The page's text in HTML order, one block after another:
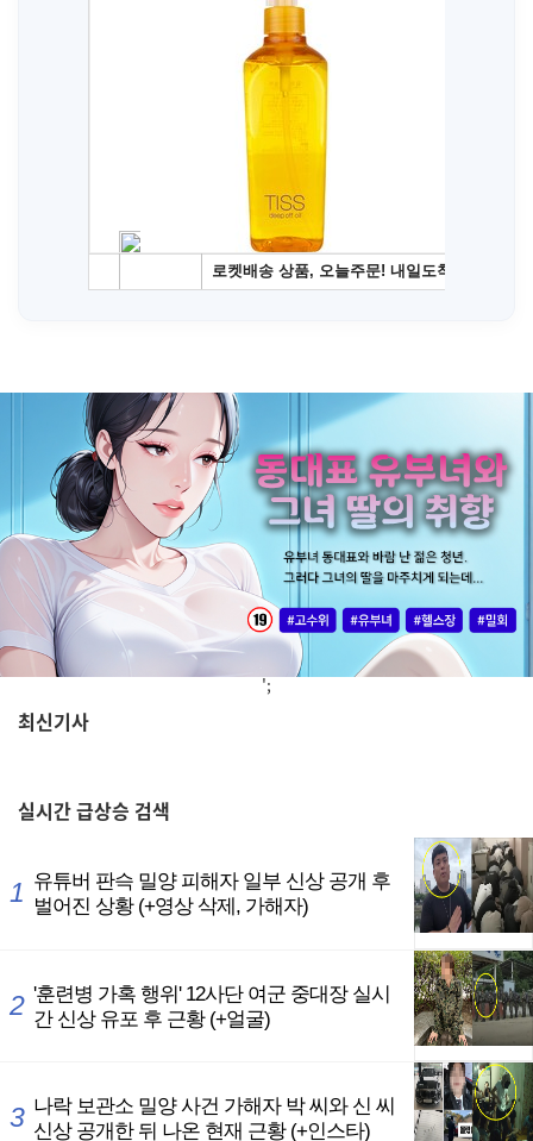
';
최신기사
실시간급상승 검색